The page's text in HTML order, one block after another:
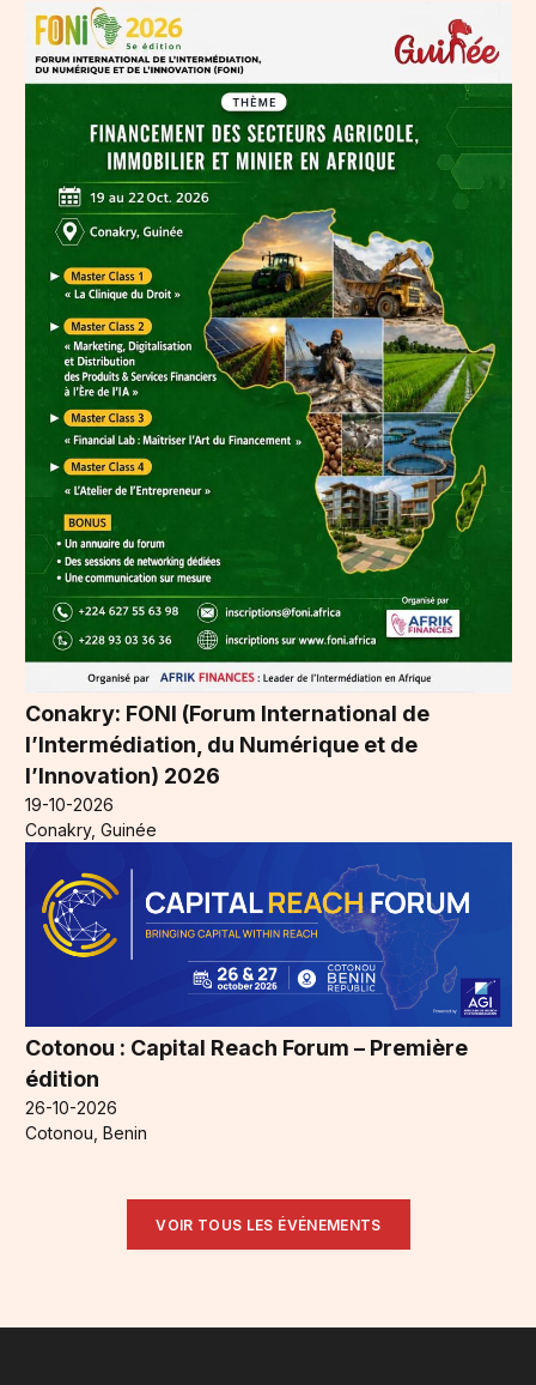
Conakry: FONI (Forum International de
l’Intermédiation, du Numérique et de
l’Innovation) 2026
19-10-2026
Conakry, Guinée
Cotonou : Capital Reach Forum – Première
édition
26-10-2026
Cotonou, Benin
VOIR TOUS LES ÉVÉNEMENTS